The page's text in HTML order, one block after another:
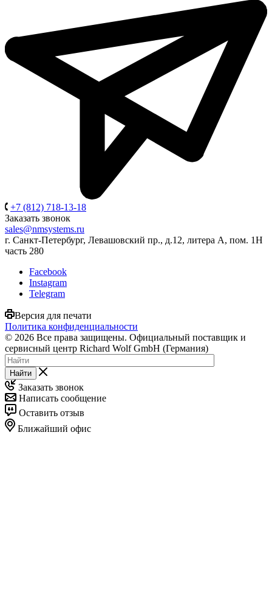
+7 (812) 718-13-18
Заказать звонок
sales@nmsystems.ru
г. Санкт-Петербург, Левашовский пр., д.12, литера А, пом. 1Н
часть 280
Facebook
Instagram
Telegram
Версия для печати
Политика конфиденциальности
© 2026 Все права защищены. Официальный поставщик и
сервисный центр Richard Wolf GmbH (Германия)
Найти
Заказать звонок
Написать сообщение
Оставить отзыв
Ближайший офис